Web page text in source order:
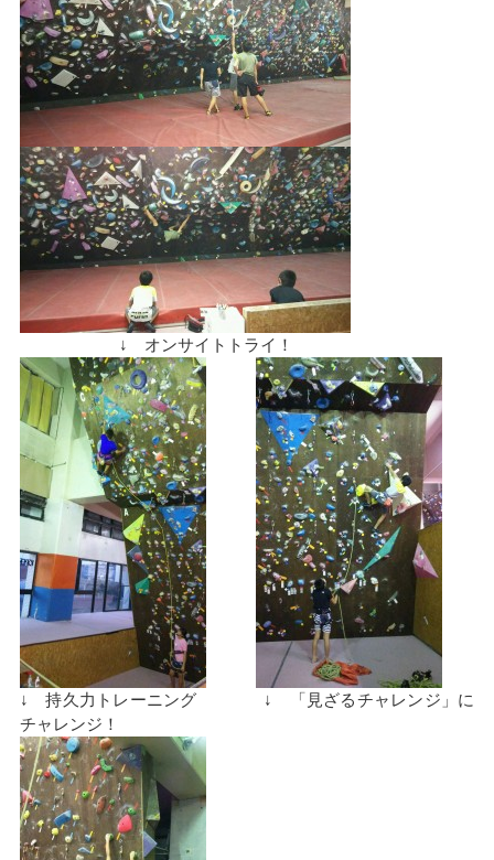
↓ オンサイトトライ！
↓ 持久力トレーニング ↓ 「見ざるチャレンジ」に
チャレンジ！